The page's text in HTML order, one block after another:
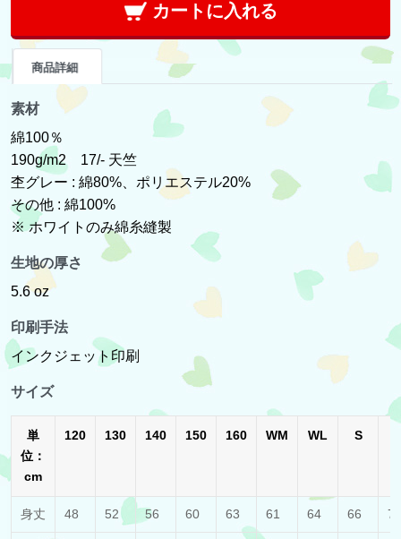
カートに入れる
商品詳細
素材
綿100％
190g/m2 17/- 天竺
杢グレー : 綿80%、ポリエステル20%
その他 : 綿100%
※ ホワイトのみ綿糸縫製
生地の厚さ
5.6 oz
印刷手法
インクジェット印刷
サイズ
単
位：
cm
120 130 140 150 160 WM WL S
身丈 48 52 56 60 63 61 64 66 70